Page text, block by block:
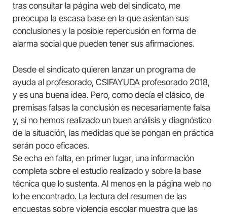
tras consultar la página web del sindicato, me
preocupa la escasa base en la que asientan sus
conclusiones y la posible repercusión en forma de
alarma social que pueden tener sus afirmaciones.
Desde el sindicato quieren lanzar un programa de
ayuda al profesorado, CSIFAYUDA profesorado 2018,
y es una buena idea. Pero, como decía el clásico, de
premisas falsas la conclusión es necesariamente falsa
y, si no hemos realizado un buen análisis y diagnóstico
de la situación, las medidas que se pongan en práctica
serán poco eficaces.
Se echa en falta, en primer lugar, una información
completa sobre el estudio realizado y sobre la base
técnica que lo sustenta. Al menos en la página web no
lo he encontrado. La lectura del resumen de las
encuestas sobre violencia escolar muestra que las